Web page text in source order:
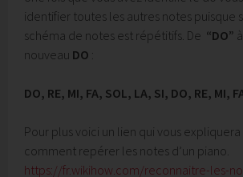
identifier toutes les autres notes puisque
schéma de notes est répétitifs. De “DO” à
nouveau DO :
DO, RE, MI, FA, SOL, LA, SI, DO, RE, MI,
Pour plus voici un lien qui vous
comment repérer les notes d’un piano.
https://fr.wikihow.com/reconnaitre-les-